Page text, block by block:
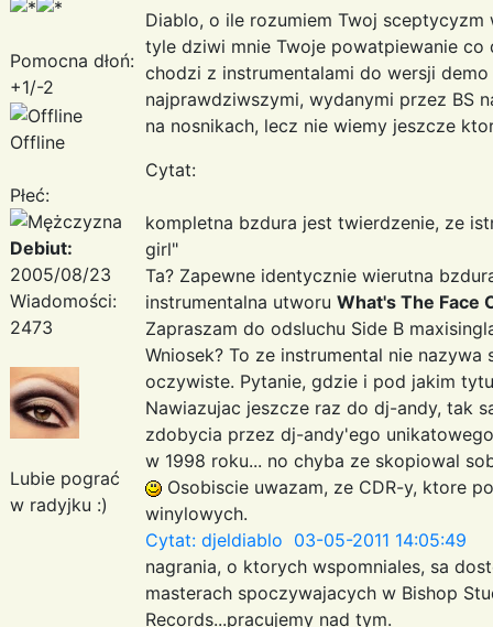
Pomocna dłoń:
+1/-2
Offline
Płeć:
Debiut:
2005/08/23
Wiadomości:
2473
Lubie pograć
w radyjku :)
Diablo, o ile rozumiem Twoj
tyle dziwi mnie Twoje powatpiewanie
chodzi z instrumentalami do wersji
najprawdziwszymi, wydanymi przez BS
na nosnikach, lecz nie wiemy jeszcze
Cytat:
kompletna bzdura jest twierdzenie, ze
girl"
Ta? Zapewne identycznie wierutna
instrumentalna utworu What's The Face
Zapraszam do odsluchu Side B
Wniosek? To ze instrumental nie nazywa
oczywiste. Pytanie, gdzie i pod jakim
Nawiazujac jeszcze raz do dj-andy, tak
zdobycia przez dj-andy'ego
w 1998 roku... no chyba ze skopiowal
Osobiscie uwazam, ze CDR-y, ktore
winylowych.
Cytat: djeldiablo 03-05-2011 14:05:49
nagrania, o ktorych wspomniales, sa
masterach spoczywajacych w Bishop
Records...pracujemy nad tym.